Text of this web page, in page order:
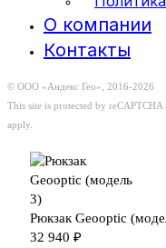
О компании
Контакты
© ООО «Андекс Гео», 2016-2026
This site is protected by reCAPTCHA
apply.
Рюкзак Geooptic
32 940 ₽